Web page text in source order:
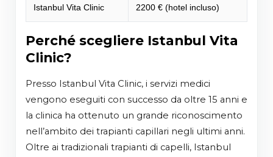
Istanbul Vita Clinic 2200 € (hotel incluso)
Perché scegliere Istanbul Vita
Clinic?
Presso Istanbul Vita Clinic, i servizi medici
vengono eseguiti con successo da oltre 15 anni e
la clinica ha ottenuto un grande riconoscimento
nell’ambito dei trapianti capillari negli ultimi anni.
Oltre ai tradizionali trapianti di capelli, Istanbul